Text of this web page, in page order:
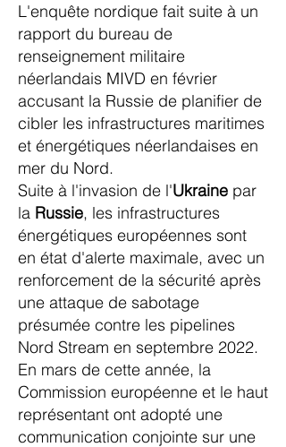
L'enquête nordique fait suite à un
rapport du bureau de
renseignement militaire
néerlandais MIVD en février
accusant la Russie de planifier de
cibler les infrastructures maritimes
et énergétiques néerlandaises en
mer du Nord.
Suite à l'invasion de l'Ukraine par
la Russie, les infrastructures
énergétiques européennes sont
en état d'alerte maximale, avec un
renforcement de la sécurité après
une attaque de sabotage
présumée contre les pipelines
Nord Stream en septembre 2022.
En mars de cette année, la
Commission européenne et le haut
représentant ont adopté une
communication conjointe sur une